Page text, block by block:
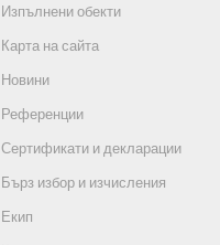
Изпълнени обекти
Карта на сайта
Новини
Референции
Сертификати и декларации
Бърз избор и изчисления
Екип